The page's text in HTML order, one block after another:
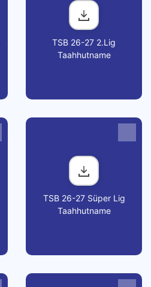
TSB 26-27 2.Lig
Taahhutname
TSB 26-27 Süper Lig
Taahhutname